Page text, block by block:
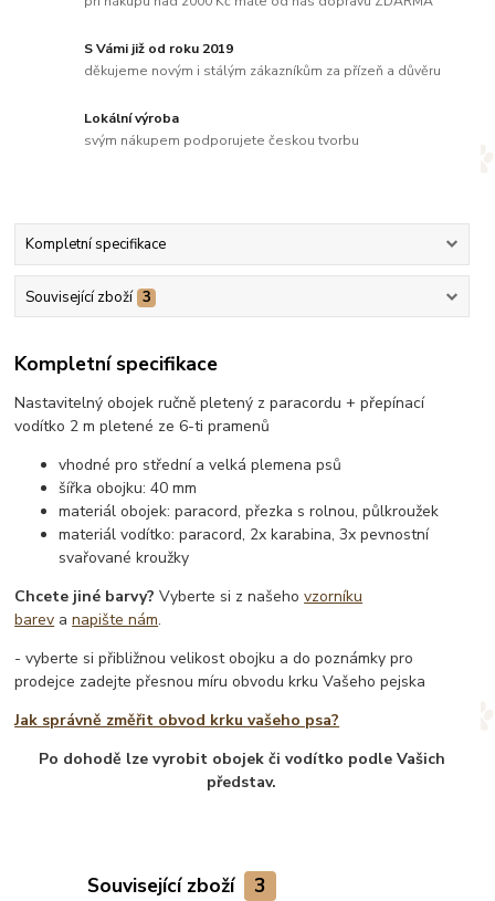
S Vámi již od roku 2019
děkujeme novým i stálým zákazníkům za přízeň a důvěru
Lokální výroba
svým nákupem podporujete českou tvorbu
Kompletní specifikace
Související zboží 3
Kompletní specifikace
Nastavitelný obojek ručně pletený z paracordu + přepínací
vodítko 2 m pletené ze 6-ti pramenů
vhodné pro střední a velká plemena psů
šířka obojku: 40 mm
materiál obojek: paracord, přezka s rolnou, půlkroužek
materiál vodítko: paracord, 2x karabina, 3x pevnostní
svařované kroužky
Chcete jiné barvy? Vyberte si z našehovzorníku
barev anapište nám.
- vyberte si přibližnou velikost obojku a do poznámky pro
prodejce zadejte přesnou míru obvodu krku Vašeho pejska
Jak správně změřit obvod krku vašeho psa?
Po dohodě lze vyrobit obojek či vodítko podle Vašich
představ.
Související zboží 3